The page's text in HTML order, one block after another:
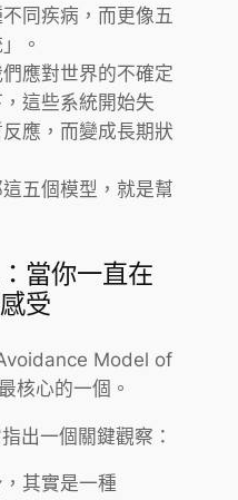
同疾病，而更像五
。
應對世界的不確定
這些系統開始失
應，而變成長期狀
五個模型，就是幫
當你一直在
受
Model of
核心的一個。
出一個關鍵觀察：
其實是一種